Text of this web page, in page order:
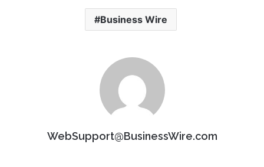
Business Wire
WebSupport@BusinessWire.com